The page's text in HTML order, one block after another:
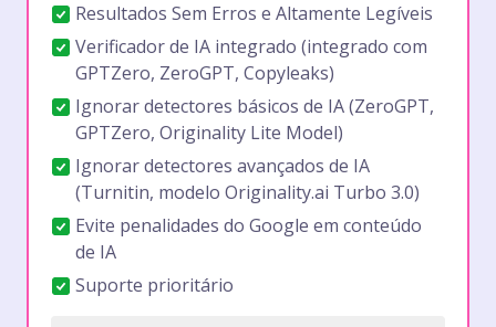
Resultados Sem Erros e Altamente Legíveis
Verificador de IA integrado (integrado com
GPTZero, ZeroGPT, Copyleaks)
Ignorar detectores básicos de IA (ZeroGPT,
GPTZero, Originality Lite Model)
Ignorar detectores avançados de IA
(Turnitin, modelo Originality.ai Turbo 3.0)
Evite penalidades do Google em conteúdo
de IA
Suporte prioritário